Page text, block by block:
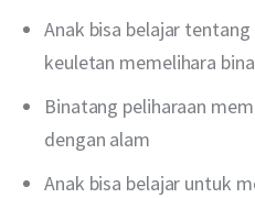
Anak bisa belajar
keuletan memelihara
Binatang peliharaan
dengan alam
Anak bisa belajar untuk